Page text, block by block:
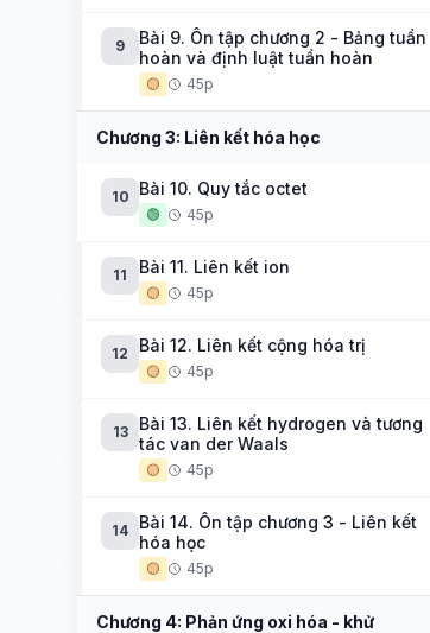
9
Bài 9. Ôn tập chương 2 - Bảng tuần
hoàn và định luật tuần hoàn
🟡 45p
Chương 3: Liên kết hóa học
10 Bài 10. Quy tắc octet
🟢 45p
11 Bài 11. Liên kết ion
🟡 45p
12 Bài 12. Liên kết cộng hóa trị
🟡 45p
13
Bài 13. Liên kết hydrogen và tương
tác van der Waals
🟡 45p
14
Bài 14. Ôn tập chương 3 - Liên kết
hóa học
🟡 45p
Chương 4: Phản ứng oxi hóa - khử